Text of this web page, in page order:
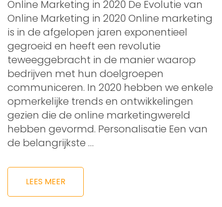
Online Marketing in 2020 De Evolutie van
Online Marketing in 2020 Online marketing
is in de afgelopen jaren exponentieel
gegroeid en heeft een revolutie
teweeggebracht in de manier waarop
bedrijven met hun doelgroepen
communiceren. In 2020 hebben we enkele
opmerkelijke trends en ontwikkelingen
gezien die de online marketingwereld
hebben gevormd. Personalisatie Een van
de belangrijkste …
LEES MEER